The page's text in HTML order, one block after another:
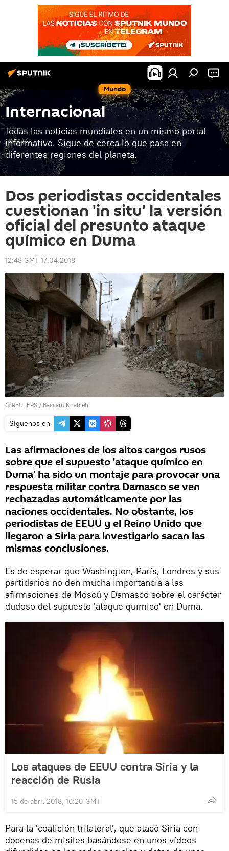
Mundo
Internacional
Todas las noticias mundiales en un mismo portal
informativo. Sigue de cerca lo que pasa en
diferentes regiones del planeta.
Dos periodistas occidentales
cuestionan 'in situ' la versión
oficial del presunto ataque
químico en Duma
12:48 GMT 17.04.2018
© REUTERS / Bassam Khabieh
Síguenos en
Las afirmaciones de los altos cargos rusos
sobre que el supuesto 'ataque químico en
Duma' ha sido un montaje para provocar una
respuesta militar contra Damasco se ven
rechazadas automáticamente por las
naciones occidentales. No obstante, los
periodistas de EEUU y el Reino Unido que
llegaron a Siria para investigarlo sacan las
mismas conclusiones.
Es de esperar que Washington, París, Londres y sus
partidarios no den mucha importancia a las
afirmaciones de Moscú y Damasco sobre el carácter
dudoso del supuesto 'ataque químico' en Duma.
Los ataques de EEUU contra Siria y la
reacción de Rusia
15 de abril 2018, 16:20 GMT
Para la 'coalición trilateral', que atacó Siria con
docenas de misiles basándose en unos vídeos